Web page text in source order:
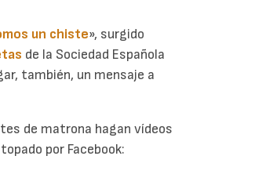
un chiste», surgido
de la Sociedad Española
también, un mensaje a
de matrona hagan vídeos
por Facebook: